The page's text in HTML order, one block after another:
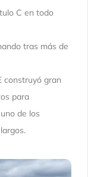
C en todo
tras más de
construyó gran
para
de los